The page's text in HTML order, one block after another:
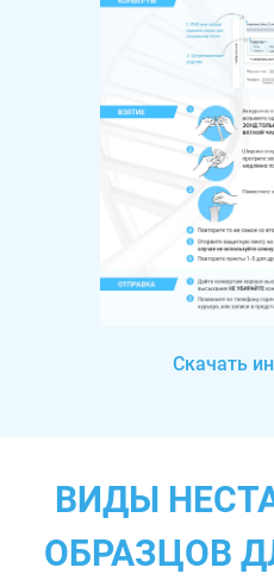
Скачать
ВИДЫ
ОБРАЗЦОВ